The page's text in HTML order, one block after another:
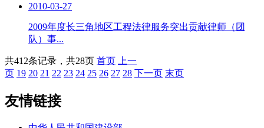
2010-03-27
2009年度长三角地区工程法律服务突出贡献律师（团
队）事...
共412条记录，共28页 首页
上一
页 19 20 21 22 23 24 25 26 27 28 下一页 末页
友情链接